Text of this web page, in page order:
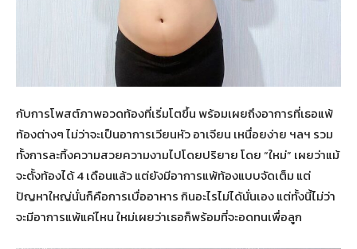
กับการโพสต์ภาพอวดท้องที่เริ่มโตขึ้น พร้อมเผยถึงอาการที่เธอแพ้
ท้องต่างๆ ไม่ว่าจะเป็นอาการเวียนหัว อาเจียน เหนื่อยง่าย ฯลฯ รวม
ทั้งการละทิ้งความสวยความงามไปโดยปริยาย โดย “ใหม่” เผยว่าแม้
จะตั้งท้องได้ 4 เดือนแล้ว แต่ยังมีอาการแพ้ท้องแบบจัดเต็ม แต่
ปัญหาใหญ่นั่นก็คือการเบื่ออาหาร กินอะไรไม่ได้นั่นเอง แต่ทั้งนี้ไม่ว่า
จะมีอาการแพ้แค่ไหน ใหม่เผยว่าเธอก็พร้อมที่จะอดทนเพื่อลูก